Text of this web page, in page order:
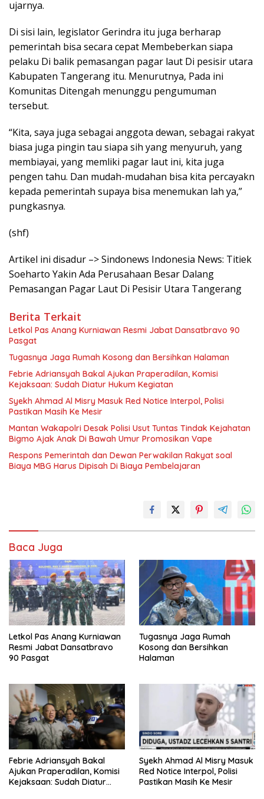
ujarnya.
Di sisi lain, legislator Gerindra itu juga berharap
pemerintah bisa secara cepat Membeberkan siapa
pelaku Di balik pemasangan pagar laut Di pesisir utara
Kabupaten Tangerang itu. Menurutnya, Pada ini
Komunitas Ditengah menunggu pengumuman
tersebut.
“Kita, saya juga sebagai anggota dewan, sebagai rakyat
biasa juga pingin tau siapa sih yang menyuruh, yang
membiayai, yang memliki pagar laut ini, kita juga
pengen tahu. Dan mudah-mudahan bisa kita percayakn
kepada pemerintah supaya bisa menemukan lah ya,”
pungkasnya.
(shf)
Artikel ini disadur –> Sindonews Indonesia News: Titiek
Soeharto Yakin Ada Perusahaan Besar Dalang
Pemasangan Pagar Laut Di Pesisir Utara Tangerang
Berita Terkait
Letkol Pas Anang Kurniawan Resmi Jabat Dansatbravo 90
Pasgat
Tugasnya Jaga Rumah Kosong dan Bersihkan Halaman
Febrie Adriansyah Bakal Ajukan Praperadilan, Komisi
Kejaksaan: Sudah Diatur Hukum Kegiatan
Syekh Ahmad Al Misry Masuk Red Notice Interpol, Polisi
Pastikan Masih Ke Mesir
Mantan Wakapolri Desak Polisi Usut Tuntas Tindak Kejahatan
Bigmo Ajak Anak Di Bawah Umur Promosikan Vape
Respons Pemerintah dan Dewan Perwakilan Rakyat soal
Biaya MBG Harus Dipisah Di Biaya Pembelajaran
Baca Juga
Letkol Pas Anang Kurniawan
Resmi Jabat Dansatbravo
90 Pasgat
Tugasnya Jaga Rumah
Kosong dan Bersihkan
Halaman
Febrie Adriansyah Bakal
Ajukan Praperadilan, Komisi
Kejaksaan: Sudah Diatur
Syekh Ahmad Al Misry Masuk
Red Notice Interpol, Polisi
Pastikan Masih Ke Mesir